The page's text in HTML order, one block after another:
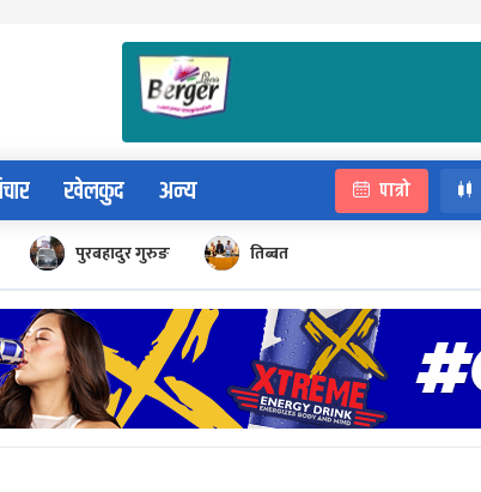
खेलकुद अन्य पात्रो
पुरबहादुर गुरुङ तिब्बत